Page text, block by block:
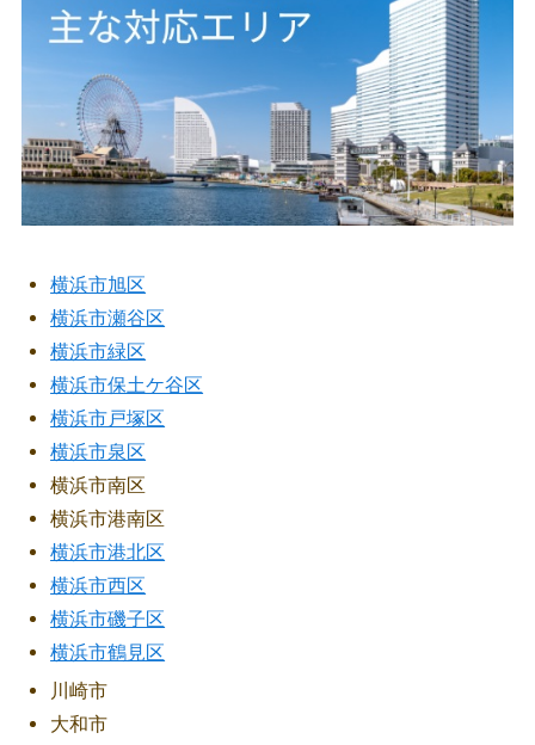
横浜市旭区
横浜市瀬谷区
横浜市緑区
横浜市保土ケ谷区
横浜市戸塚区
横浜市泉区
横浜市南区
横浜市港南区
横浜市港北区
横浜市西区
横浜市磯子区
横浜市鶴見区
川崎市
大和市